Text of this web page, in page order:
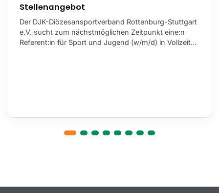
Stellenangebot
Der DJK-Diözesansportverband Rottenburg-Stuttgart
e.V. sucht zum nächstmöglichen Zeitpunkt eine:n
Referent:in für Sport und Jugend (w/m/d) in Vollzeit…